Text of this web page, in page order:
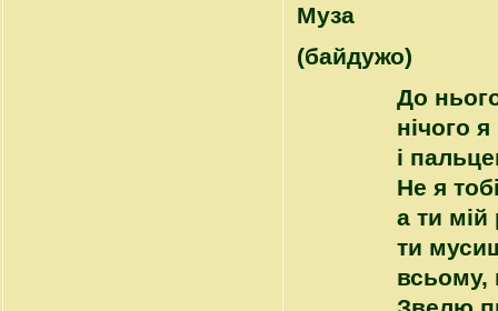
Муза
(байдужо)
До
нічого
і
Не я
а ти
ти
всьому,